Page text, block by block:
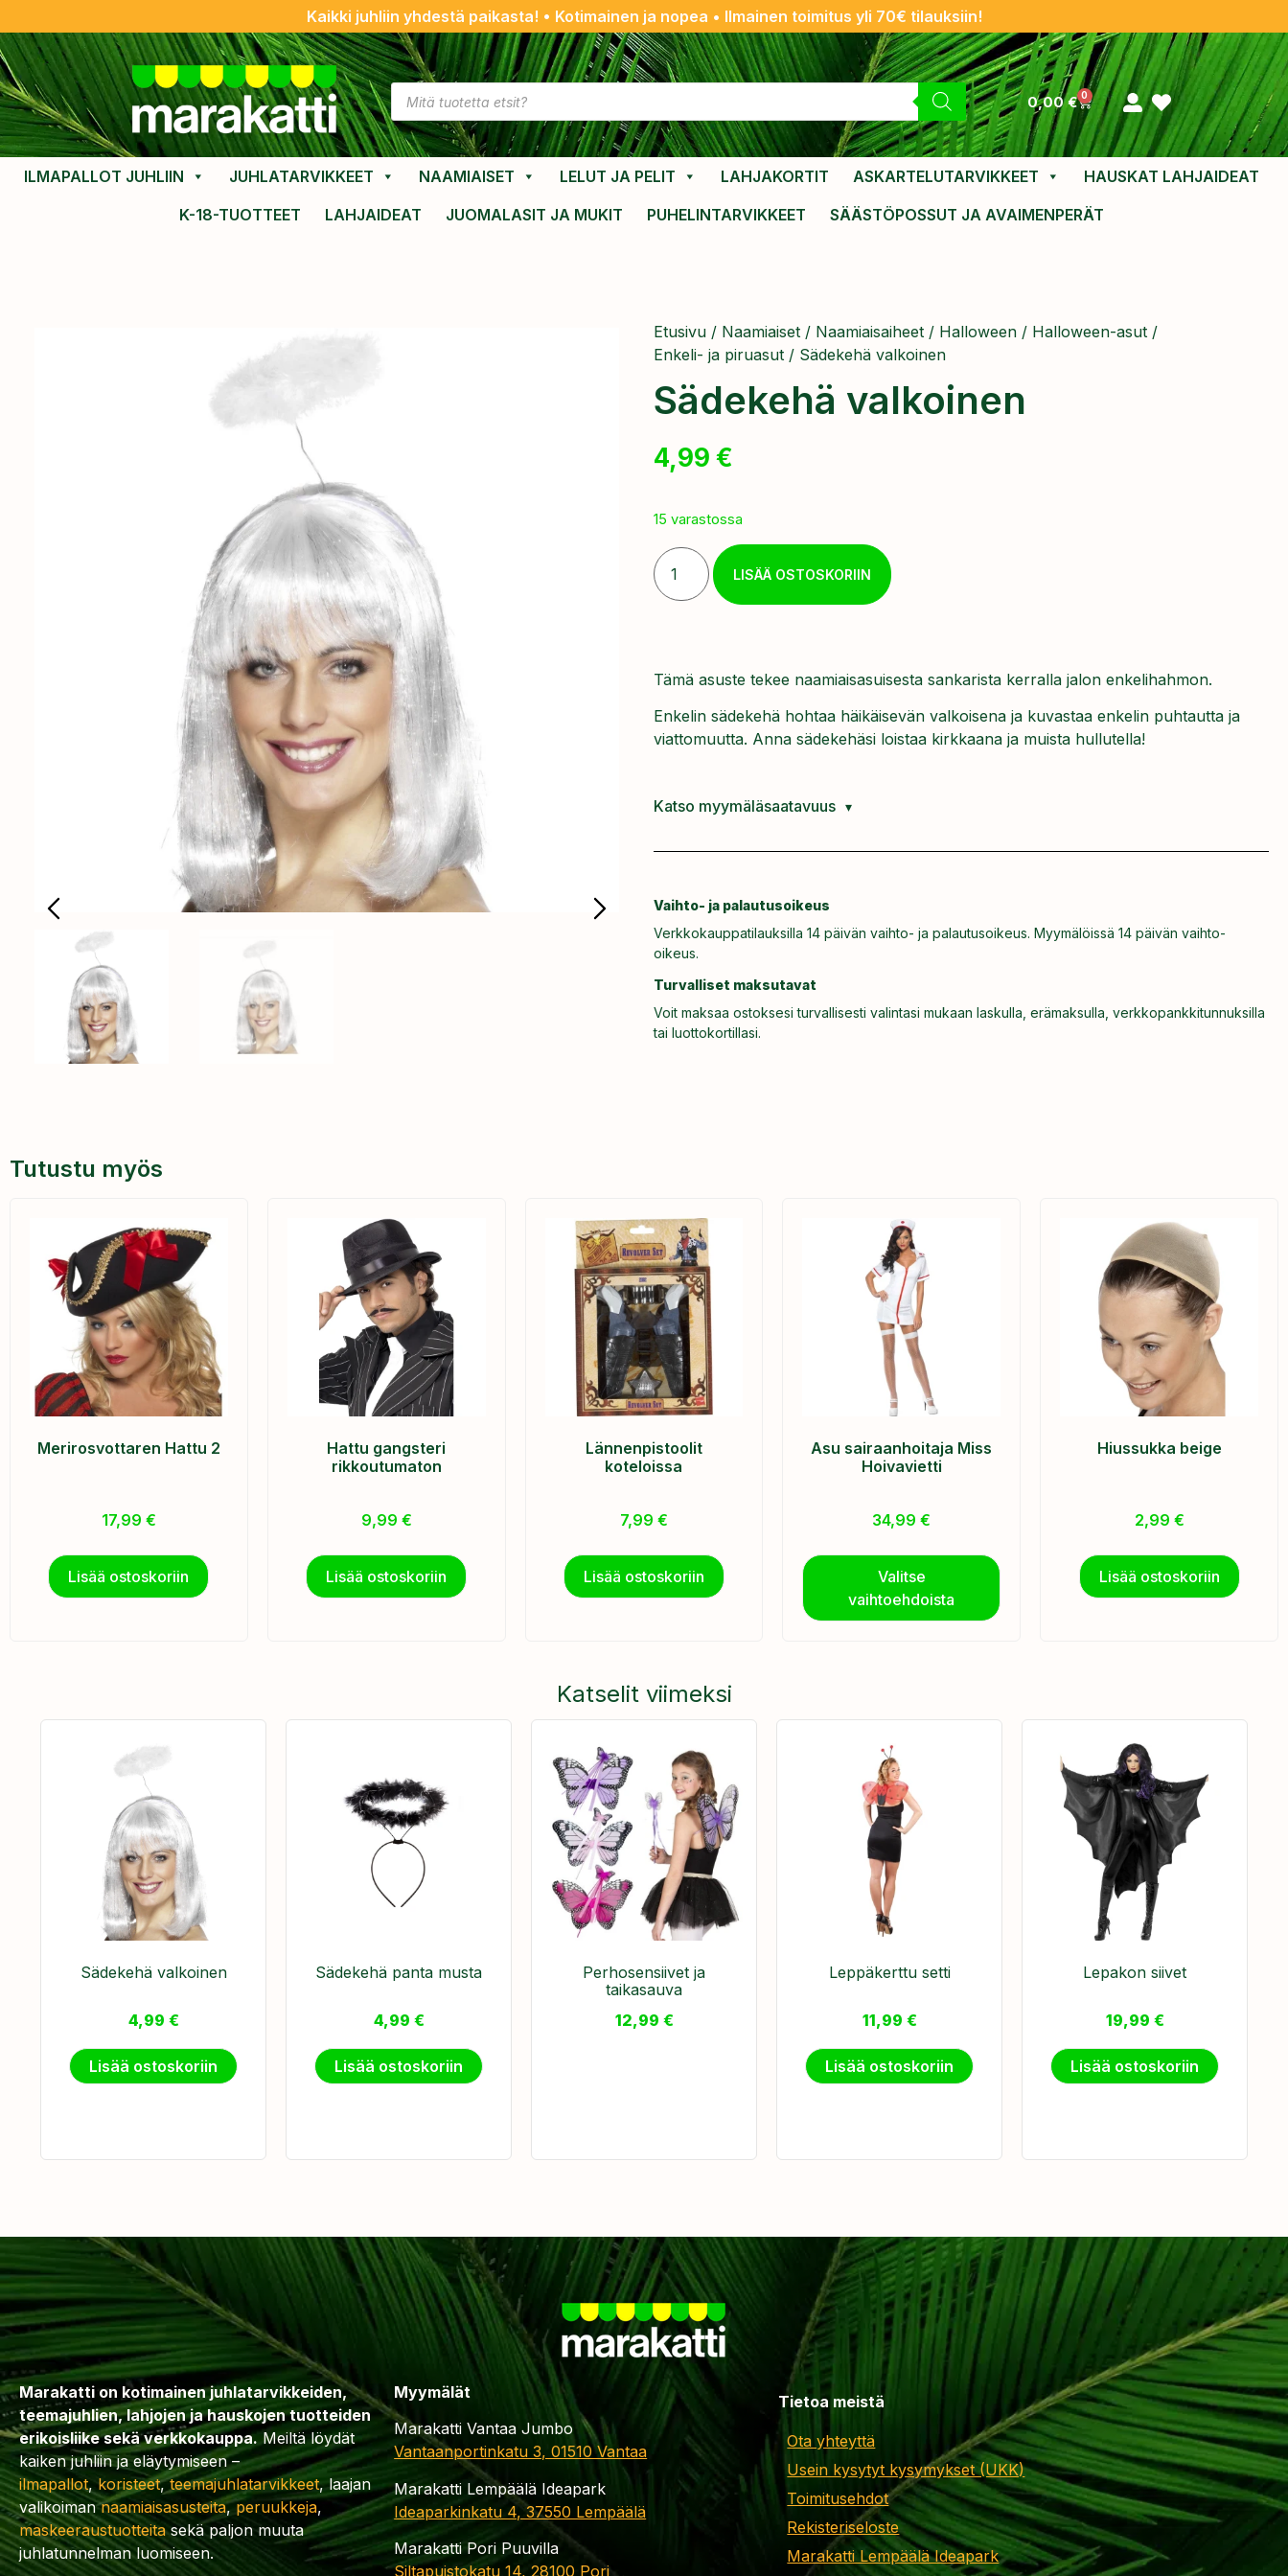
Kaikki juhliin yhdestä paikasta! • Kotimainen ja nopea • Ilmainen toimitus yli 70€ tilauksiin!
0,00€ 0
ILMAPALLOT JUHLIIN JUHLATARVIKKEET NAAMIAISET LELUT JA PELIT LAHJAKORTIT ASKARTELUTARVIKKEET
HAUSKAT LAHJAIDEAT
K-18-TUOTTEET
LAHJAIDEAT JUOMALASIT JA MUKIT PUHELINTARVIKKEET SÄÄSTÖPOSSUT JA AVAIMENPERÄT
Etusivu / Naamiaiset / Naamiaisaiheet / Halloween / Halloween-asut /
Enkeli- ja piruasut / Sädekehä valkoinen
Sädekehä valkoinen
4,99 €
15 varastossa
LISÄÄ OSTOSKORIIN
Tämä asuste tekee naamiaisasuisesta sankarista kerralla jalon enkelihahmon.
Enkelin sädekehä hohtaa häikäisevän valkoisena ja kuvastaa enkelin puhtautta ja
viattomuutta. Anna sädekehäsi loistaa kirkkaana ja muista hullutella!
Katso myymäläsaatavuus
Vaihto- ja palautusoikeus
Verkkokauppatilauksilla 14 päivän vaihto- ja palautusoikeus. Myymälöissä 14 päivän vaihto-
oikeus.
Turvalliset maksutavat
Voit maksaa ostoksesi turvallisesti valintasi mukaan laskulla, erämaksulla, verkkopankkitunnuksilla
tai luottokortillasi.
Tutustu myös
Merirosvottaren Hattu 2
17,99 €
Lisää ostoskoriin
Hattu gangsteri
rikkoutumaton
9,99 €
Lisää ostoskoriin
Lännenpistoolit
koteloissa
7,99 €
Lisää ostoskoriin
Asu sairaanhoitaja Miss
Hoivavietti
34,99€
Valitse
vaihtoehdoista
Hiussukka beige
2,99 €
Lisää ostoskoriin
Katselit viimeksi
Sädekehä valkoinen
4,99 €
Lisää ostoskoriin
Sädekehä panta musta
4,99 €
Lisää ostoskoriin
Perhosensiivet ja
taikasauva
12,99 €
Leppäkerttu setti
11,99 €
Lisää ostoskoriin
Lepakon siivet
19,99 €
Lisää ostoskoriin
Marakatti on kotimainen juhlatarvikkeiden,
teemajuhlien, lahjojen ja hauskojen tuotteiden
erikoisliike sekä verkkokauppa.Meiltä löydät
kaiken juhliin ja eläytymiseen –
ilmapallot,koristeet,teemajuhlatarvikkeet, laajan
valikoimannaamiaisasusteita,peruukkeja,
maskeeraustuotteitasekä paljon muuta
juhlatunnelman luomiseen.
Myymälät
Marakatti Vantaa Jumbo
Vantaanportinkatu 3, 01510 Vantaa
Marakatti Lempäälä Ideapark
Ideaparkinkatu 4, 37550 Lempäälä
Marakatti Pori Puuvilla
Siltapuistokatu 14, 28100 Pori
Tietoa meistä
Ota yhteyttä
Usein kysytyt kysymykset (UKK)
Toimitusehdot
Rekisteriseloste
Marakatti Lempäälä Ideapark